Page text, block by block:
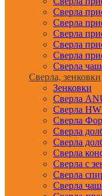
Сверла
Сверла
Сверла
Сверла
Сверла
Сверла
Сверла, зенковки
Зенковки
Сверла
Сверла
Сверла
Сверла
Сверла
Сверла
Сверла с
Сверла
Сверла